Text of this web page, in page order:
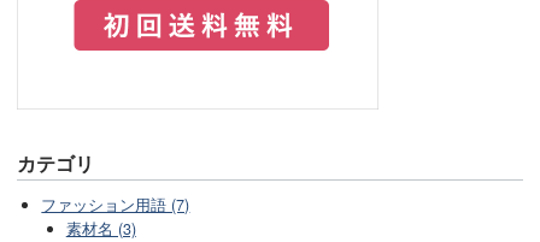
カテゴリ
ファッション用語 (7)
素材名 (3)